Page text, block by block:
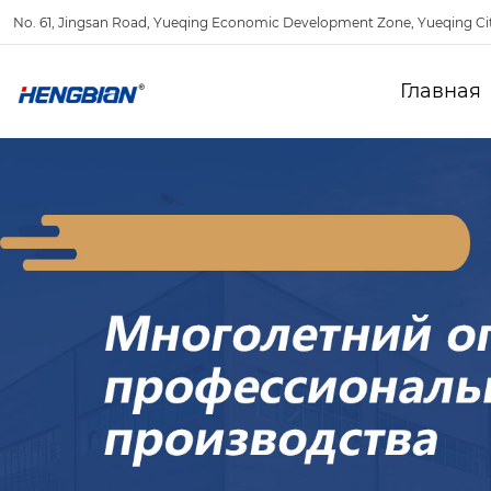
No. 61, Jingsan Road, Yueqing Economic Development Zone, Yueqing
Главная